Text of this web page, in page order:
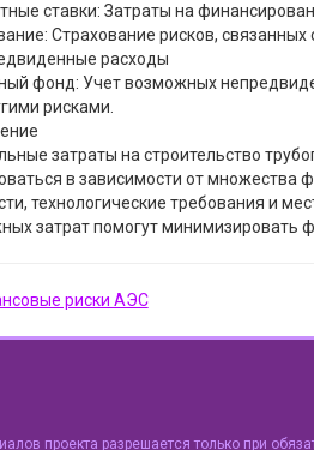
ставки: Затраты на
Страхование рисков,
расходы
фонд: Учет возможных
рисками.
затраты на строительство
в зависимости от множества
технологические требования и
затрат помогут минимизировать
риски АЭС
проекта разрешается только при